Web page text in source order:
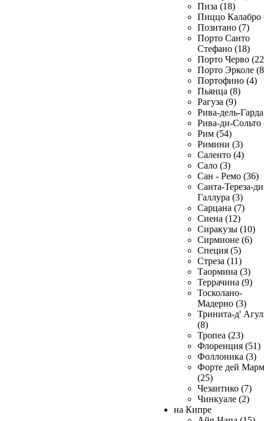
Пиза (18)
Пиццо Калабро
Позитано (7)
Порто Санто
Стефано (18)
Порто Черво
Порто Эрколе
Портофино (4)
Пьянца (8)
Рагуза (9)
Рива-дель-
Рива-ди-Сольто
Рим (54)
Римини (3)
Саленто (4)
Сало (3)
Сан - Ремо (36)
Санта-Тереза-
Галлура (3)
Сарцана (7)
Сиена (12)
Сиракузы (10)
Сирмионе (6)
Специя (5)
Стреза (11)
Таормина (3)
Террачина (9)
Тосколано-
Мадерно (3)
Тринита-д'
(8)
Тропеа (23)
Флоренция (51)
Фоллоника (3)
Форте дей
(25)
Чезантико (7)
Чинкуале (2)
на Кипре